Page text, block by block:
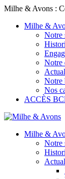
Milhe & Avons :
Milhe &
Notre
Notre
Notre
Nos
ACCÈS
Milhe &
Notre